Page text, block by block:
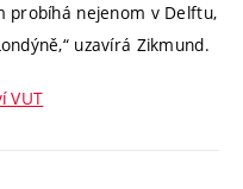
probíhá nejenom v Delftu,
uzavírá Zikmund.
VUT